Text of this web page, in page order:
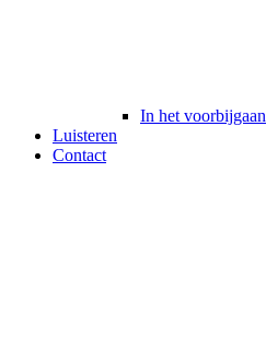
In het voorbijgaan
Luisteren
Contact